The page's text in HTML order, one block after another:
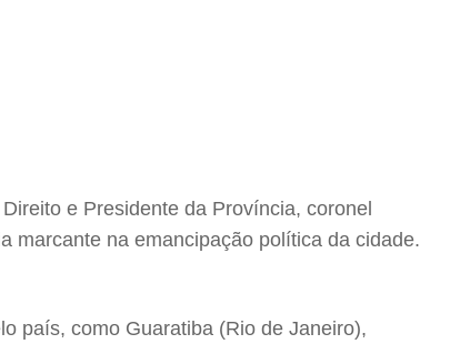
e Presidente da Província, coronel
marcante na emancipação política da cidade.
país, como Guaratiba (Rio de Janeiro),